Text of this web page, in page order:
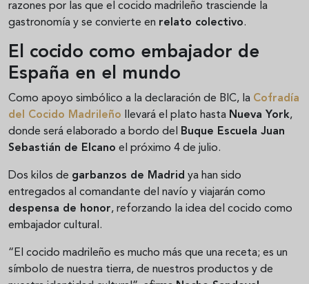
razones por las que el cocido madrileño trasciende la
gastronomía y se convierte en relato colectivo.
El cocido como embajador de
España en el mundo
Como apoyo simbólico a la declaración de BIC, la Cofradía
del Cocido Madrileño llevará el plato hasta Nueva York,
donde será elaborado a bordo del Buque Escuela Juan
Sebastián de Elcano el próximo 4 de julio.
Dos kilos de garbanzos de Madrid ya han sido
entregados al comandante del navío y viajarán como
despensa de honor, reforzando la idea del cocido como
embajador cultural.
“El cocido madrileño es mucho más que una receta; es un
símbolo de nuestra tierra, de nuestros productos y de